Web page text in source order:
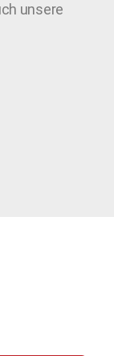
unsere